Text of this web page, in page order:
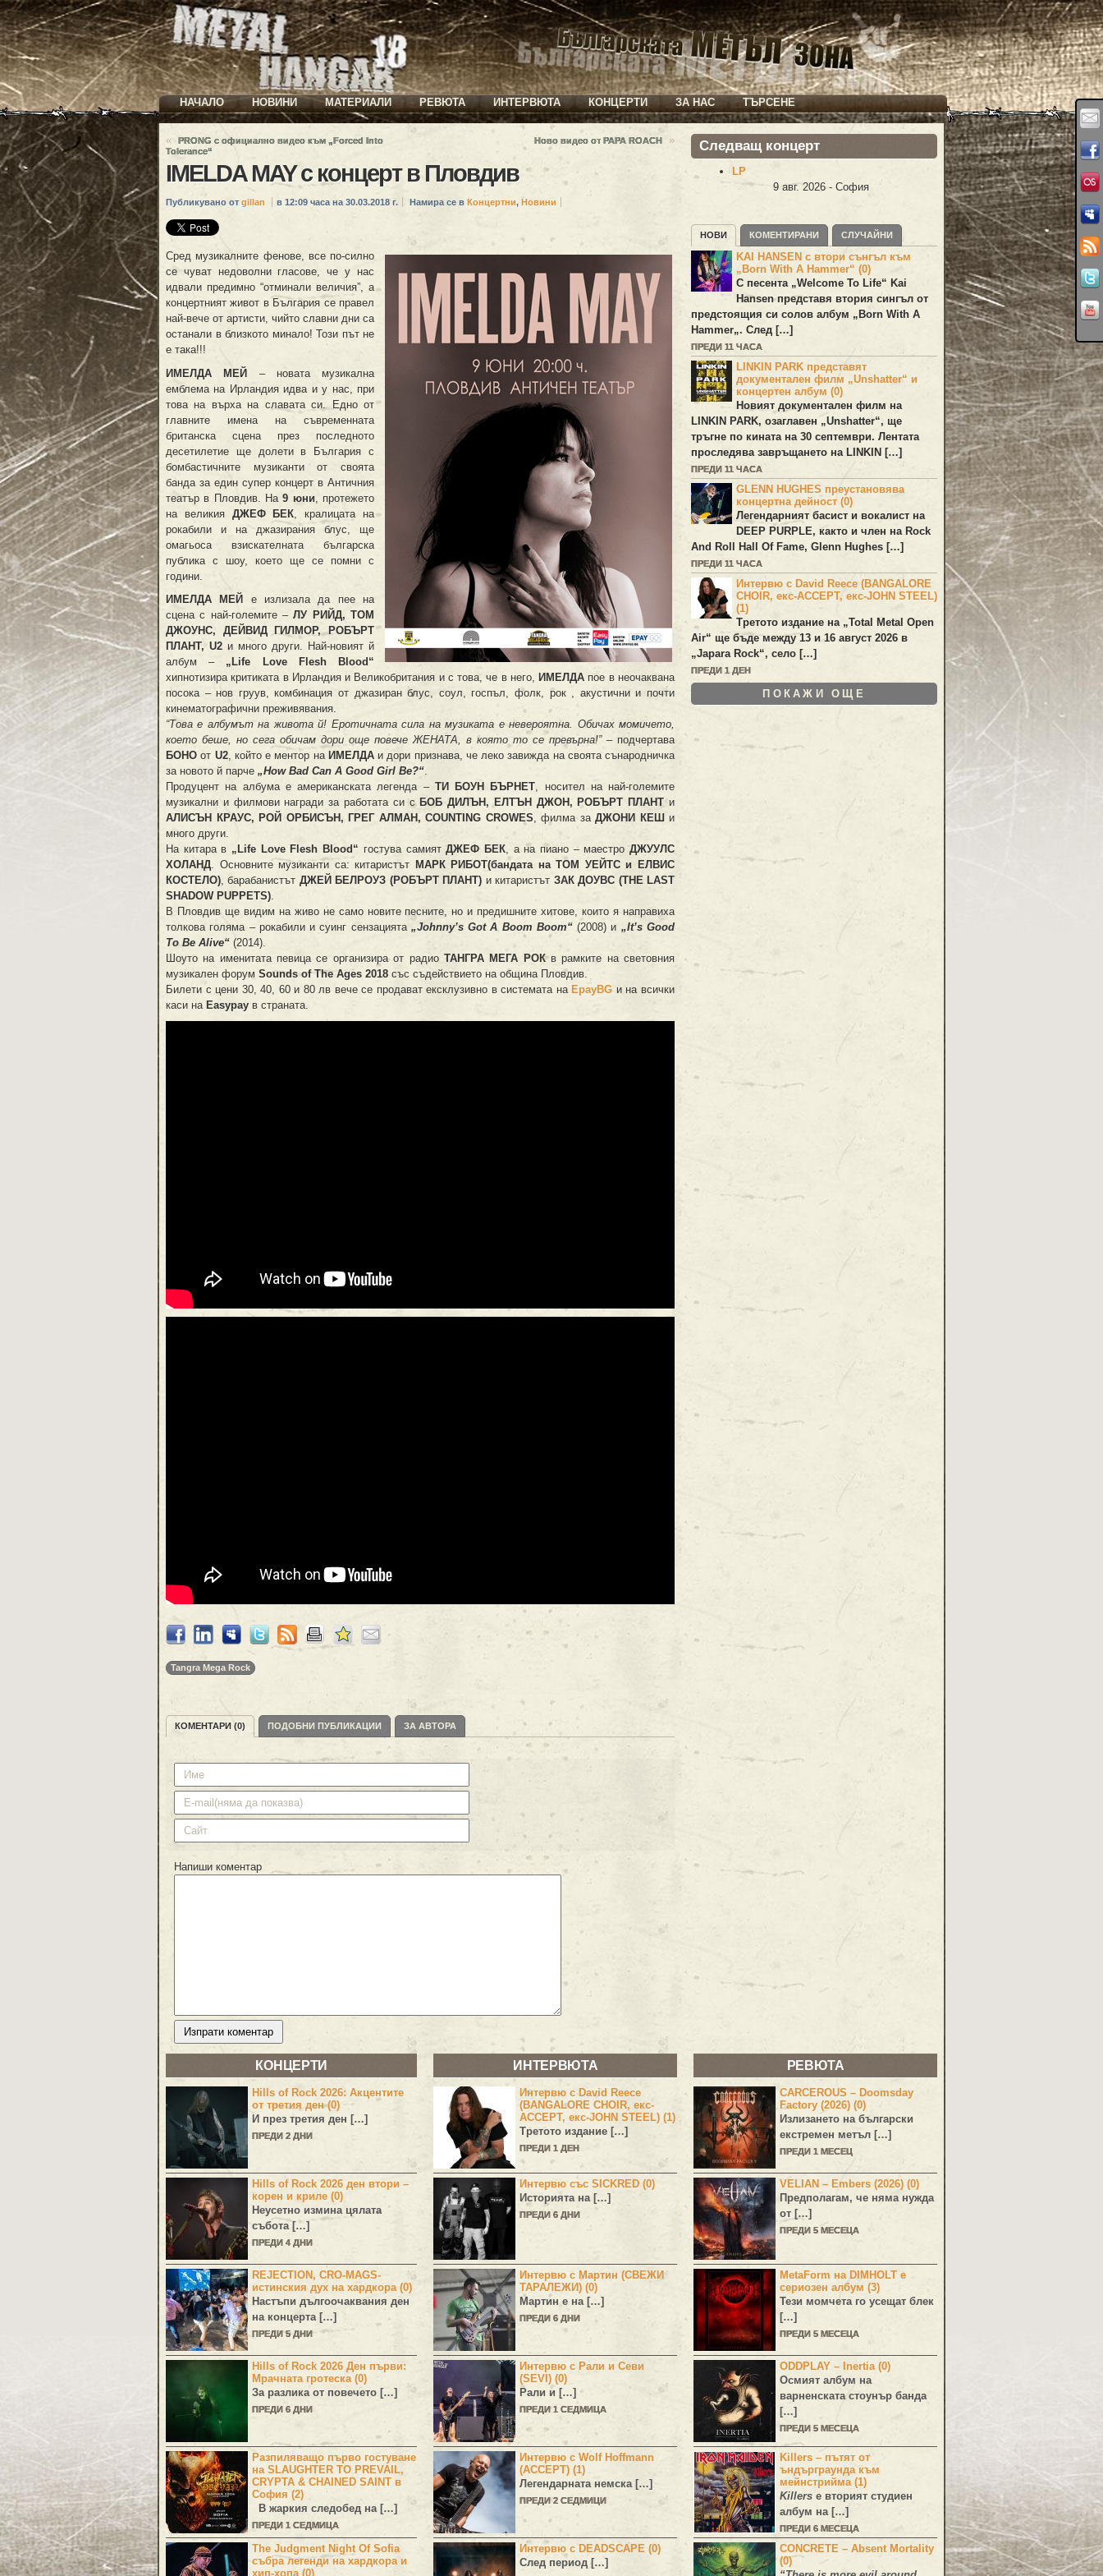
НАЧАЛО НОВИНИ МАТЕРИАЛИ РЕВЮТА ИНТЕРВЮТА КОНЦЕРТИ ЗА НАС ТЪРСЕНЕ
«
PRONG с официално видео към „Forced Into
Tolerance“
Ново видео от PAPA ROACH »
IMELDA MAY с концерт в Пловдив
Публикувано от gillan в 12:09 часа на 30.03.2018 г. Намира се в Концертни, Новини
Сред музикалните фенове, все по-силно
се чуват недоволни гласове, че у нас
идвали предимно “отминали величия”, а
концертният живот в България се правел
най-вече от артисти, чийто славни дни са
останали в близкото минало! Този път не
е така!!!
ИМЕЛДА МЕЙ – новата музикална
емблема на Ирландия идва и у нас, при
това на върха на славата си. Едно от
главните имена на съвременната
британска сцена през последното
десетилетие ще долети в България с
бомбастичните музиканти от своята
банда за един супер концерт в Античния
театър в Пловдив. На9 юни, протежето
на великия ДЖЕФ БЕК , кралицата на
рокабили и на джазирания блус, ще
омагьоса взискателната българска
публика с шоу, което ще се помни с
години.
ИМЕЛДА МЕЙ
е излизала да пее на
сцена с най-големите –ЛУ РИЙД, ТОМ
ДЖОУНС, ДЕЙВИД ГИЛМОР, РОБЪРТ
ПЛАНТ, U2 и много други. Най-новият й
албум – „Life Love Flesh Blood“
хипнотизира критиката в Ирландия и Великобритания и с това, че в него, ИМЕЛДА пое в неочаквана
посока – нов груув, комбинация от джазиран блус, соул, госпъл, фолк, рок , акустични и почти
кинематографични преживявания.
“Това е албумът на живота й! Еротичната сила на музиката е невероятна. Обичах момичето,
което беше, но сега обичам дори още повече ЖЕНАТА, в която то се превърна!”– подчертава
БОНО от U2, който е ментор на ИМЕЛДАи дори признава, че леко завижда на своята сънародничка
за новото й парче „How Bad Can A Good Girl Be?“.
Продуцент на албума е американската легенда – ТИ БОУН БЪРНЕТ, носител на най-големите
музикални и филмови награди за работата си с БОБ ДИЛЪН, ЕЛТЪН ДЖОН, РОБЪРТ ПЛАНТ и
АЛИСЪН КРАУС, РОЙ ОРБИСЪН, ГРЕГ АЛМАН, COUNTING CROWES, филма за ДЖОНИ КЕШ и
много други.
На китара в „Life Love Flesh Blood“ гостува самиятДЖЕФ БЕК, а на пиано – маестро ДЖУУЛС
ХОЛАНД. Основните музиканти са: китаристът МАРК РИБОТ(бандата на ТОМ УЕЙТС и ЕЛВИС
КОСТЕЛО), барабанистът ДЖЕЙ БЕЛРОУЗ (РОБЪРТ ПЛАНТ) и китаристът ЗАК ДОУВС (THE LAST
SHADOW PUPPETS).
В Пловдив ще видим на живо не само новите песните, но и предишните хитове, които я направиха
толкова голяма – рокабили и суинг сензацията „Johnny’s Got A Boom Boom“(2008) и „It’s Good
To Be Alive“ (2014).
Шоуто на именитата певица се организира от радио ТАНГРА МЕГА РОКв рамките на световния
музикален форум Sounds of The Ages 2018 със съдействието на община Пловдив.
Билети с цени 30, 40, 60 и 80 лв вече се продават ексклузивно в системата на EpayBG и на всички
каси на Easypay в страната.
Tangra Mega Rock
КОМЕНТАРИ (0) ПОДОБНИ ПУБЛИКАЦИИ ЗА АВТОРА
Напиши коментар
Следващ концерт
LP
9 авг. 2026 - София
НОВИ КОМЕНТИРАНИ СЛУЧАЙНИ
KAI HANSEN с втори сънгъл към
„Born With A Hammer“ (0)
С песента „Welcome To Life“ Kai
Hansenпредставя втория сингъл от
предстоящия си солов албум „ Born With A
Hammer„. След […]
ПРЕДИ 11 ЧАСА
LINKIN PARK представят
документален филм „Unshatter“ и
концертен албум (0)
Новият документален филм на
LINKIN PARK, озаглавен „Unshatter“, ще
тръгне по кината на 30 септември. Лентата
проследява завръщането наLINKIN […]
ПРЕДИ 11 ЧАСА
GLENN HUGHES преустановява
концертна дейност (0)
Легендарният басист и вокалист на
DEEP PURPLE, както и член на Rock
And Roll Hall Of Fame, Glenn Hughes […]
ПРЕДИ 11 ЧАСА
Интервю с David Reece (BANGALORE
CHOIR, екс-ACCEPT, екс-JOHN STEEL)
(1)
Третото издание на „Total Metal Open
Air“ ще бъде между 13 и 16 август 2026 в
„Japara Rock“, село […]
ПРЕДИ 1 ДЕН
ПОКАЖИ ОЩЕ
КОНЦЕРТИ
Hills of Rock 2026: Акцентите
от третия ден (0)
И през третия ден […]
ПРЕДИ 2 ДНИ
Hills of Rock 2026 ден втори –
корен и криле (0)
Неусетно измина цялата
събота […]
ПРЕДИ 4 ДНИ
REJECTION, CRO-MAGS-
истинския дух на хардкора (0)
Настъпи дългоочаквания ден
на концерта […]
ПРЕДИ 5 ДНИ
Hills of Rock 2026 Ден първи:
Мрачната гротеска (0)
За разлика от повечето […]
ПРЕДИ 6 ДНИ
Разпиляващо първо гостуване
на SLAUGHTER TO PREVAIL,
CRYPTA & CHAINED SAINT в
София (2)
В жаркия следобед на […]
ПРЕДИ 1 СЕДМИЦА
The Judgment Night Of Sofia
събра легенди на хардкора и
хип-хопа (0)
ИНТЕРВЮТА
Интервю с David Reece
(BANGALORE CHOIR, екс-
ACCEPT, екс-JOHN STEEL) (1)
Третото издание […]
ПРЕДИ 1 ДЕН
Интервю със SICKRED (0)
Историята на […]
ПРЕДИ 6 ДНИ
Интервю с Мартин (СВЕЖИ
ТАРАЛЕЖИ) (0)
Мартин е на […]
ПРЕДИ 6 ДНИ
Интервю с Рали и Севи
(SEVI) (0)
Рали и […]
ПРЕДИ 1 СЕДМИЦА
Интервю с Wolf Hoffmann
(ACCEPT) (1)
Легендарната немска […]
ПРЕДИ 2 СЕДМИЦИ
Интервю с DEADSCAPE (0)
След период […]
РЕВЮТА
CARCEROUS – Doomsday
Factory (2026) (0)
Излизането на български
екстремен метъл […]
ПРЕДИ 1 МЕСЕЦ
VELIAN – Embers (2026) (0)
Предполагам, че няма нужда
от […]
ПРЕДИ 5 МЕСЕЦА
MetaForm на DIMHOLT е
сериозен албум (3)
Тези момчета го усещат блек
[…]
ПРЕДИ 5 МЕСЕЦА
ODDPLAY – Inertia (0)
Осмият албум на
варненската стоунър банда
[…]
ПРЕДИ 5 МЕСЕЦА
Killers – пътят от
ъндърграунда към
мейнстрийма (1)
Killers е вторият студиен
албум на […]
ПРЕДИ 6 МЕСЕЦА
CONCRETE – Absent Mortality
(0)